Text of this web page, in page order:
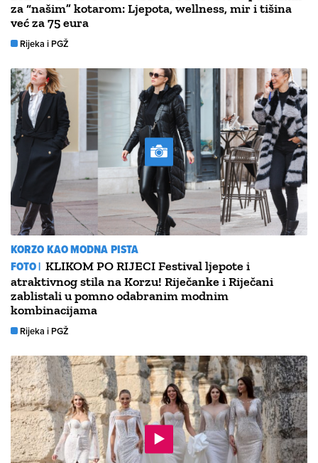
za “našim” kotarom: Ljepota, wellness, mir i tišina
već za 75 eura
Rijeka i PGŽ
KORZO KAO MODNA PISTA
FOTO | KLIKOM PO RIJECI Festival ljepote i
atraktivnog stila na Korzu! Riječanke i Riječani
zablistali u pomno odabranim modnim
kombinacijama
Rijeka i PGŽ